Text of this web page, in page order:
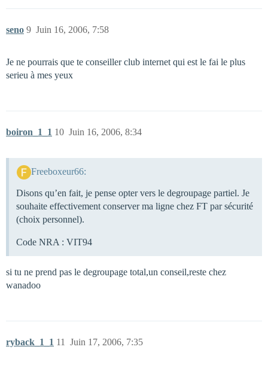
seno Juin 16, 2006, 7:58
9
Je ne pourrais que te conseiller club internet qui est le fai le plus
serieu à mes yeux
boiron_1_1 Juin 16, 2006, 8:34
10
Freeboxeur66:
Disons qu’en fait, je pense opter vers le degroupage partiel. Je
souhaite effectivement conserver ma ligne chez FT par sécurité
(choix personnel).
Code NRA : VIT94
si tu ne prend pas le degroupage total,un conseil,reste chez
wanadoo
ryback_1_1 Juin 17, 2006, 7:35
11